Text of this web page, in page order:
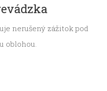
nerušený zážitok pod
oblohou.